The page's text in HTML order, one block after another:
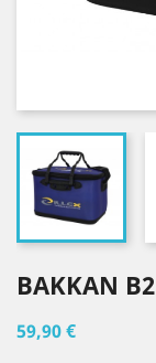
BAKKAN
59,90 €